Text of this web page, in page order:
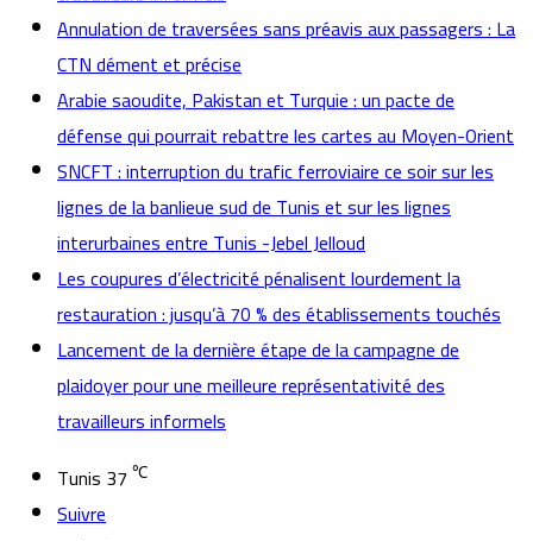
Annulation de traversées sans préavis aux passagers : La
CTN dément et précise
Arabie saoudite, Pakistan et Turquie : un pacte de
défense qui pourrait rebattre les cartes au Moyen-Orient
SNCFT : interruption du trafic ferroviaire ce soir sur les
lignes de la banlieue sud de Tunis et sur les lignes
interurbaines entre Tunis -Jebel Jelloud
Les coupures d’électricité pénalisent lourdement la
restauration : jusqu’à 70 % des établissements touchés
Lancement de la dernière étape de la campagne de
plaidoyer pour une meilleure représentativité des
travailleurs informels
Tunis 37 ℃
Suivre